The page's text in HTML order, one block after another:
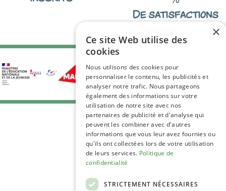
%
De satisfactions
Mentions Légales
×
Ce site Web utilise des
cookies
Nous utilisons des cookies pour
personnaliser le contenu, les publicités et
analyser notre trafic. Nous partageons
également des informations sur votre
utilisation de notre site avec nos
partenaires de publicité et d'analyse qui
peuvent les combiner avec d'autres
informations que vous leur avez fournies ou
qu'ils ont collectées lors de votre utilisation
de leurs services. Politique de
confidentialité
STRICTEMENT NÉCESSAIRES